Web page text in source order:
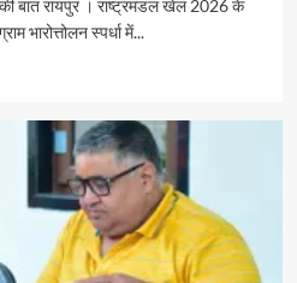
बात रायपुर । राष्ट्रमंडल खेल 2026 के
भारोत्तोलन स्पर्धा में...